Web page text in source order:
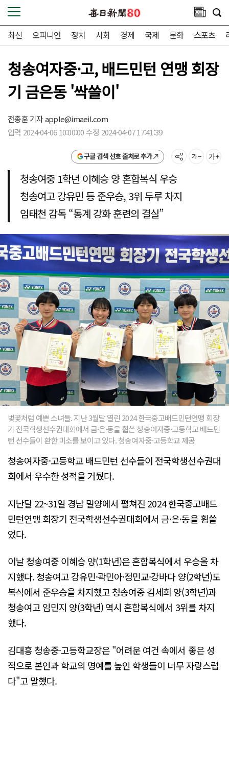
최신 오피니언 정치 사회 경제 국제 문화 스포츠
청송여자중·고, 배드민턴 연맹 회장
기 금은동 '싹쓸이'
전종훈 기자apple@imaeil.com
입력 2024-04-06 10:00:00 수정 2024-04-07 17:41:39
구글 검색 선호 출처로 추가
청송여중 1학년 이혜승 양 혼합복식 우승
청송여고 강유민 등 준우승, 3위 두루 차지
임태천 감독 “동계 강화 훈련의 결실”
벚꽃처럼 예쁜 소녀들. 지난 3월말 열린 2024 한국중고배드민턴연맹 회장
기 전국학생선수권대회에서 금·은·동을 휩쓴 청송여자중·고등학교 배드민
턴 선수들이 환한 미소를 보이고 있다. 청송여자중·고등학교 제공
청송여자중·고등학교 배드민턴 선수들이 전국학생선수권대
회에서 우수한 성적을 거뒀다.
지난달 22~31일 경남 밀양에서 펼쳐진 2024 한국중고배드
민턴연맹 회장기 전국학생선수권대회에서 금·은·동을 휩쓸
었다.
이날 청송여중 이혜승 양(1학년)은 혼합복식에서 우승을 차
지했다. 청송여고 강유민·곽민아·정민교·강바다 양(2학년)도
복식에서 준우승을 차지했고 청송여중 김세희 양(3학년)과
청송여고 임민지 양(3학년) 역시 혼합복식에서 3위를 차지
했다.
김대흥 청송중·고등학교장은 "어려운 여건 속에서 좋은 성
적으로 본인과 학교의 명예를 높인 학생들이 너무 자랑스럽
다"고 말했다.